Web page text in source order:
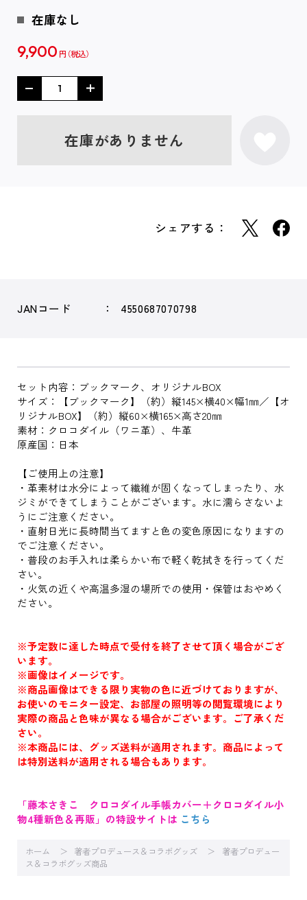
在庫なし
9,900 円
在庫がありません
シェアする：
JANコード 4550687070798
セット内容：ブックマーク、オリジナルBOX
サイズ：【ブックマーク】（約）縦145×横40×幅1㎜／【オ
リジナルBOX】（約）縦60×横165×高さ20㎜
素材：クロコダイル（ワニ革）、牛革
原産国：日本
【ご使用上の注意】
・革素材は水分によって繊維が固くなってしまったり、水
ジミができてしまうことがございます。水に濡らさないよ
うにご注意ください。
・直射日光に長時間当てますと色の変色原因になりますの
でご注意ください。
・普段のお手入れは柔らかい布で軽く乾拭きを行ってくだ
さい。
・火気の近くや高温多湿の場所での使用・保管はおやめく
ださい。
※予定数に達した時点で受付を終了させて頂く場合がござ
います。
※画像はイメージです。
※商品画像はできる限り実物の色に近づけておりますが、
お使いのモニター設定、お部屋の照明等の閲覧環境により
実際の商品と色味が異なる場合がございます。ご了承くだ
さい。
※本商品には、グッズ送料が適用されます。商品によって
は特別送料が適用される場合もあります。
「藤本さきこ クロコダイル手帳カバー＋クロコダイル小
物4種新色＆再販」の特設サイトは こちら
ホーム 著者プロデュース＆コラボグッズ
著者プロデュー
ス＆コラボグッズ商品